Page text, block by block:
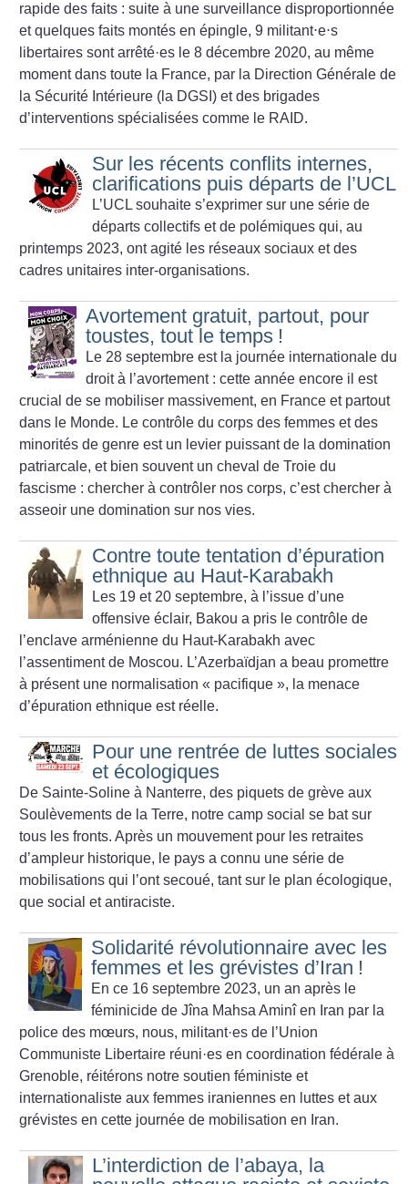
rapide des faits : suite à une surveillance disproportionnée
et quelques faits montés en épingle, 9 militant⋅e⋅s
libertaires sont arrêté·es le 8 décembre 2020, au même
moment dans toute la France, par la Direction Générale de
la Sécurité Intérieure (la DGSI) et des brigades
d’interventions spécialisées comme le RAID.
Sur les récents conflits internes,
clarifications puis départs de l’UCL
L’UCL souhaite s’exprimer sur une série de
départs collectifs et de polémiques qui, au
printemps 2023, ont agité les réseaux sociaux et des
cadres unitaires inter-organisations.
Avortement gratuit, partout, pour
toustes, tout le temps !
Le 28 septembre est la journée internationale du
droit à l’avortement : cette année encore il est
crucial de se mobiliser massivement, en France et partout
dans le Monde. Le contrôle du corps des femmes et des
minorités de genre est un levier puissant de la domination
patriarcale, et bien souvent un cheval de Troie du
fascisme : chercher à contrôler nos corps, c’est chercher à
asseoir une domination sur nos vies.
Contre toute tentation d’épuration
ethnique au Haut-Karabakh
Les 19 et 20 septembre, à l’issue d’une
offensive éclair, Bakou a pris le contrôle de
l’enclave arménienne du Haut-Karabakh avec
l’assentiment de Moscou. L’Azerbaïdjan a beau promettre
à présent une normalisation « pacifique », la menace
d’épuration ethnique est réelle.
Pour une rentrée de luttes sociales
et écologiques
De Sainte-Soline à Nanterre, des piquets de grève aux
Soulèvements de la Terre, notre camp social se bat sur
tous les fronts. Après un mouvement pour les retraites
d’ampleur historique, le pays a connu une série de
mobilisations qui l’ont secoué, tant sur le plan écologique,
que social et antiraciste.
Solidarité révolutionnaire avec les
femmes et les grévistes d’Iran !
En ce 16 septembre 2023, un an après le
féminicide de Jîna Mahsa Aminî en Iran par la
police des mœurs, nous, militant·es de l’Union
Communiste Libertaire réuni·es en coordination fédérale à
Grenoble, réitérons notre soutien féministe et
internationaliste aux femmes iraniennes en luttes et aux
grévistes en cette journée de mobilisation en Iran.
L’interdiction de l’abaya, la